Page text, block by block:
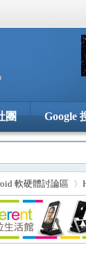
團 Google
軟硬體討論區
›